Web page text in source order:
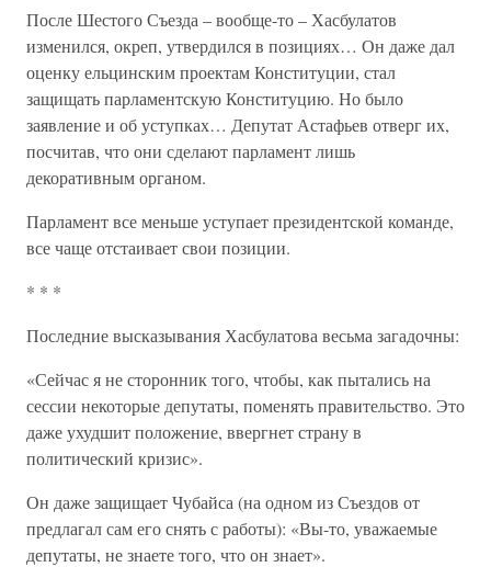
После Шестого Съезда – вообще-то – Хасбулатов
изменился, окреп, утвердился в позициях… Он даже дал
оценку ельцинским проектам Конституции, стал
защищать парламентскую Конституцию. Но было
заявление и об уступках… Депутат Астафьев отверг их,
посчитав, что они сделают парламент лишь
декоративным органом.
Парламент все меньше уступает президентской команде,
все чаще отстаивает свои позиции.
* * *
Последние высказывания Хасбулатова весьма загадочны:
«Сейчас я не сторонник того, чтобы, как пытались на
сессии некоторые депутаты, поменять правительство. Это
даже ухудшит положение, ввергнет страну в
политический кризис».
Он даже защищает Чубайса (на одном из Съездов от
предлагал сам его снять с работы): «Вы-то, уважаемые
депутаты, не знаете того, что он знает».